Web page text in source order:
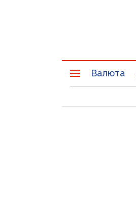
Валюта